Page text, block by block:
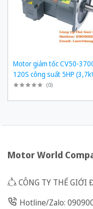
Motor giảm tốc CV50-
120S công suất 5HP
số truyền 1/120
(0)
Motor World
CÔNG TY THẾ GIỚI
Hotline/Zalo: